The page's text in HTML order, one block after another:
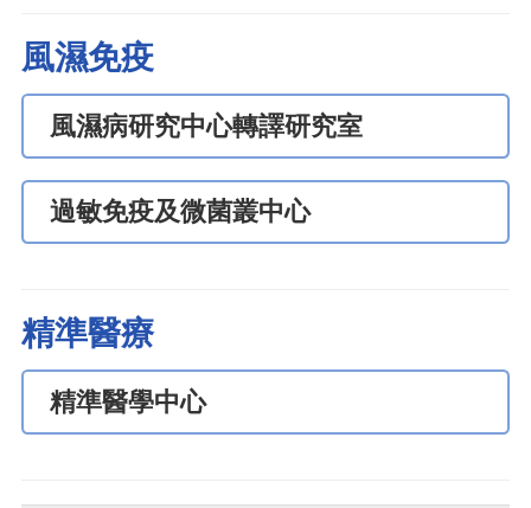
風濕免疫
風濕病研究中心轉譯研究室
過敏免疫及微菌叢中心
精準醫療
精準醫學中心